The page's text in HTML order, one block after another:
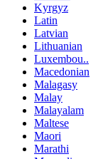
Kyrgyz
Latin
Latvian
Lithuanian
Luxembou..
Macedonian
Malagasy
Malay
Malayalam
Maltese
Maori
Marathi